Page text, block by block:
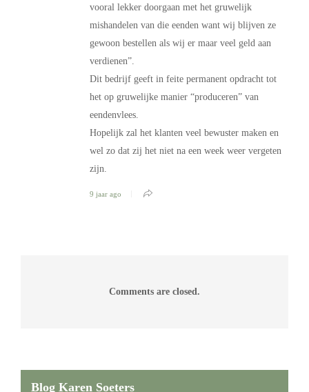
vooral lekker doorgaan met het gruwelijk
mishandelen van die eenden want wij blijven ze
gewoon bestellen als wij er maar veel geld aan
verdienen”.
Dit bedrijf geeft in feite permanent opdracht tot
het op gruwelijke manier “produceren” van
eendenvlees.
Hopelijk zal het klanten veel bewuster maken en
wel zo dat zij het niet na een week weer vergeten
zijn.
9 jaar ago
Comments are closed.
Blog Karen Soeters